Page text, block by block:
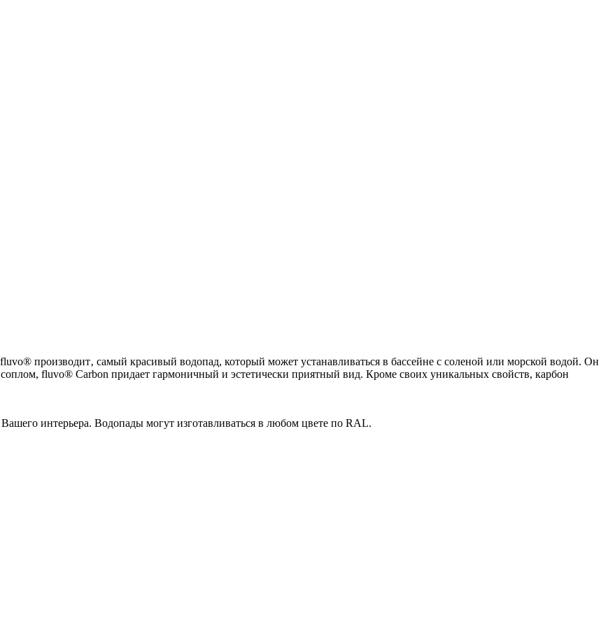
производит‚ самый красивый водопад, который может устанавливаться в бассейне с соленой или морской водой. Он
fluvo® Carbon придает гармоничный и эстетически приятный вид. Кроме своих уникальных свойств, карбон
интерьера. Водопады могут изготавливаться в любом цвете по RAL.